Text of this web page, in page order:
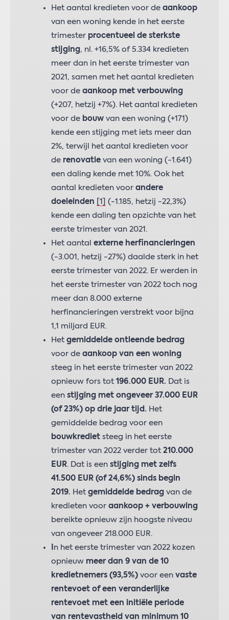
Het aantal kredieten voor de aankoop
van een woning kende in het eerste
trimester procentueel de sterkste
stijging, nl. +16,5% of 5.334 kredieten
meer dan in het eerste trimester van
2021, samen met het aantal kredieten
voor de aankoop met verbouwing
(+207, hetzij +7%). Het aantal kredieten
voor de bouw van een woning (+171)
kende een stijging met iets meer dan
2%, terwijl het aantal kredieten voor
de renovatie van een woning (-1.641)
een daling kende met 10%. Ook het
aantal kredieten voor andere
doeleinden
[1]
(-1.185, hetzij -22,3%)
kende een daling ten opzichte van het
eerste trimester van 2021.
Het aantal externe herfinancieringen
(-3.001, hetzij -27%) daalde sterk in het
eerste trimester van 2022. Er werden in
het eerste trimester van 2022 toch nog
meer dan 8.000 externe
herfinancieringen verstrekt voor bijna
1,1 miljard EUR.
Het gemiddelde ontleende bedrag
voor de aankoop van een woning
steeg in het eerste trimester van 2022
opnieuw fors tot 196.000 EUR. Dat is
een stijging met ongeveer 37.000 EUR
(of 23%) op drie jaar tijd. Het
gemiddelde bedrag voor een
bouwkrediet steeg in het eerste
trimester van 2022 verder tot 210.000
EUR. Dat is een stijging met zelfs
41.500 EUR (of 24,6%) sinds begin
2019. Het gemiddelde bedrag van de
kredieten voor aankoop + verbouwing
bereikte opnieuw zijn hoogste niveau
van ongeveer 218.000 EUR.
n het eerste trimester van 2022 kozen
opnieuw meer dan 9 van de 10
kredietnemers (93,5%) voor een vaste
rentevoet of een veranderlijke
rentevoet met een initiële periode
van rentevastheid van minimum 10